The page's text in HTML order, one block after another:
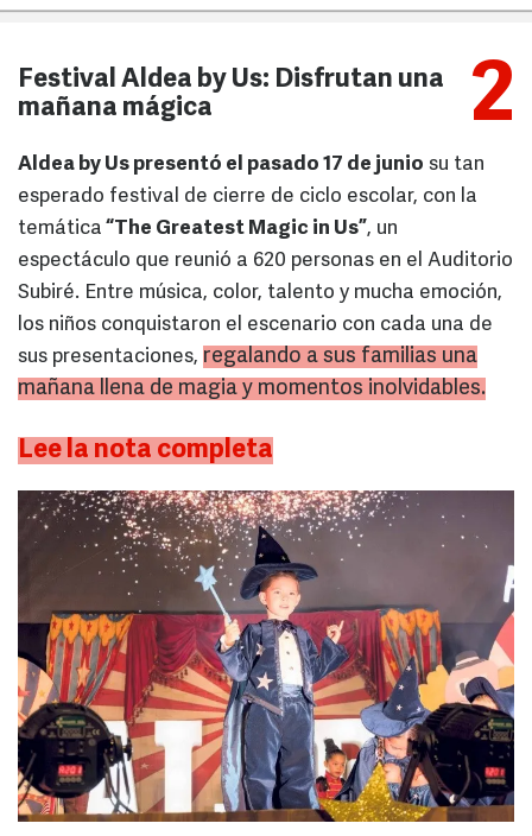
2
Festival Aldea by Us: Disfrutan una
mañana mágica
Aldea by Us presentó el pasado 17 de junio su tan
esperado festival de cierre de ciclo escolar, con la
temática “The Greatest Magic in Us”, un
espectáculo que reunió a 620 personas en el Auditorio
Subiré. Entre música, color, talento y mucha emoción,
los niños conquistaron el escenario con cada una de
sus presentaciones, regalando a sus familias una
mañana llena de magia y momentos inolvidables.
Lee la nota completa